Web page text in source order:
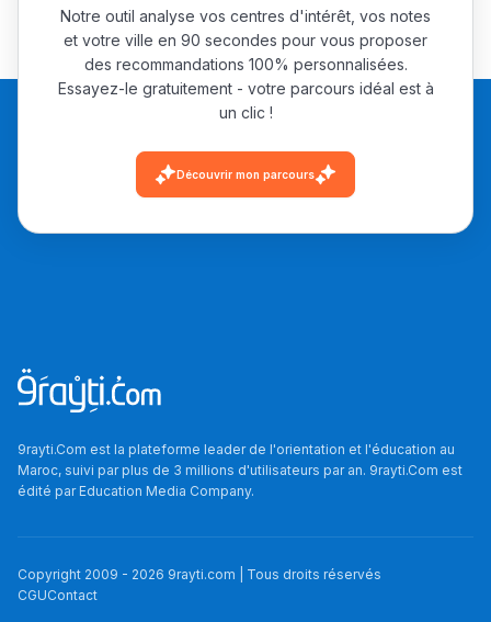
دليل المهن
دليل التوجيه
Ki Derti Liha
باش تقدر تساعد الناس
يلقاو التوازن من الدّاخل
Notre outil analyse vos centres d'intérêt, vos notes
et votre ville en 90 secondes pour vous proposer
des recommandations 100% personnalisées.
Essayez-le gratuitement - votre parcours idéal est à
un clic !
Découvrir mon parcours
9rayti.Com est la plateforme leader de l'orientation et l'éducation au
Maroc, suivi par plus de 3 millions d'utilisateurs par an. 9rayti.Com est
édité parEducation Media Company.
Copyright 2009 - 2026 9rayti.com | Tous droits réservés
CGUContact